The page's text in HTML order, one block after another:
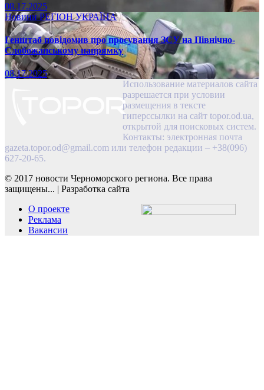
08.17.2025
НовиниРЕГІОНУКРАЇНА
Генштаб повідомив про просування ЗСУ на Північно-
Слобожанському напрямку
08.17.2025
Использование материалов сайта
разрешается при условии
размещения в тексте
гиперссылки на сайт topor.od.ua,
открытой для поисковых систем.
Контакты: электронная почта
gazeta.topor.od@gmail.com или телефон редакции – +38(096)
627-20-65.
© 2017 новости Черноморского региона. Все права
защищены... | Разработка сайта
О проекте
Реклама
Вакансии